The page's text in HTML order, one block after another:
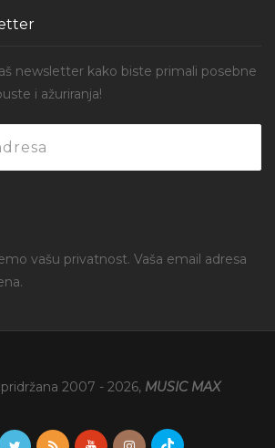
newsletter kako biste primali posebne
i ažuriranja!
vašu privatnost. Vaša email adresa
2007 - 2026, MUSIC MAX